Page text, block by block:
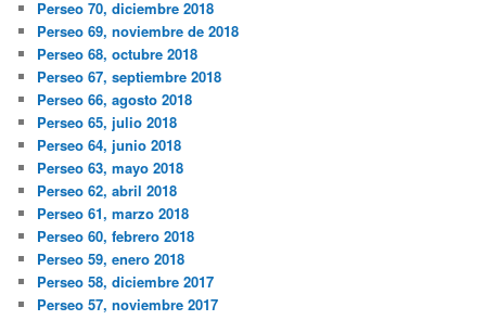
Perseo 70, diciembre 2018
Perseo 69, noviembre de 2018
Perseo 68, octubre 2018
Perseo 67, septiembre 2018
Perseo 66, agosto 2018
Perseo 65, julio 2018
Perseo 64, junio 2018
Perseo 63, mayo 2018
Perseo 62, abril 2018
Perseo 61, marzo 2018
Perseo 60, febrero 2018
Perseo 59, enero 2018
Perseo 58, diciembre 2017
Perseo 57, noviembre 2017